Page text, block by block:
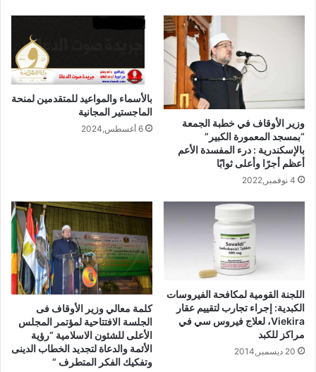
وزير الأوقاف في خطبة الجمعة
“بمسجد المعمورة الكبير”
بالإسكندرية : درء المفسدة الأعم
أعظم أجرًا وأعلى ثوابًا
4 نوفمبر,2022
بالأسماء والمواعيد للمتقدمين لمنحة
الماجستير المجانية
6 أغسطس,2024
اللجنة القومية لمكافحة الفيروسات
الكبدية: إجراء تجارب لتقييم عقار
Viekira، لعلاج فيروس سي في
مراكز للكبد
20 ديسمبر,2014
كلمة معالي وزير الأوقاف فى
الجلسة الافتتاحية لمؤتمر المجلس
الأعلى للشئون الاسلامية “رؤية
الأئمة والدعاة لتجديد الخطاب الدينى
وتفكيك الفكر المتطرف “